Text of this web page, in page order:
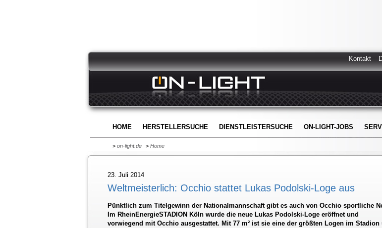
Kontakt
HOME HERSTELLERSUCHE DIENSTLEISTERSUCHE ON-LIGHT-JOBS
> on-light.de > Home
23. Juli 2014
Weltmeisterlich: Occhio stattet Lukas Podolski-Loge aus
Pünktlich zum Titelgewinn der Nationalmannschaft gibt es auch von Occhio sportliche
Im RheinEnergieSTADION Köln wurde die neue Lukas Podolski-Loge eröffnet und
vorwiegend mit Occhio ausgestattet. Mit 77 m² ist sie eine der größten Logen im Stadion